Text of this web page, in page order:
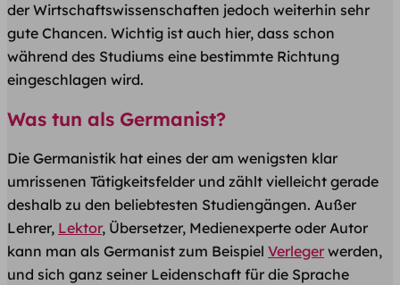
der Wirtschaftswissenschaften jedoch weiterhin sehr
gute Chancen. Wichtig ist auch hier, dass schon
während des Studiums eine bestimmte Richtung
eingeschlagen wird.
Was tun als Germanist?
Die Germanistik hat eines der am wenigsten klar
umrissenen Tätigkeitsfelder und zählt vielleicht gerade
deshalb zu den beliebtesten Studiengängen. Außer
Lehrer, Lektor, Übersetzer, Medienexperte oder Autor
kann man als Germanist zum Beispiel Verleger werden,
und sich ganz seiner Leidenschaft für die Sprache